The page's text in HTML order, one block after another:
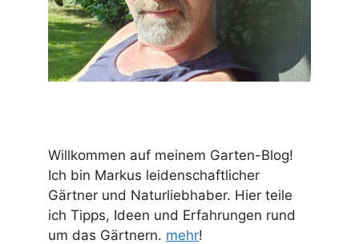
Willkommen auf meinem Garten-Blog!
Ich bin Markus leidenschaftlicher
Gärtner und Naturliebhaber. Hier teile
ich Tipps, Ideen und Erfahrungen rund
um das Gärtnern. mehr!